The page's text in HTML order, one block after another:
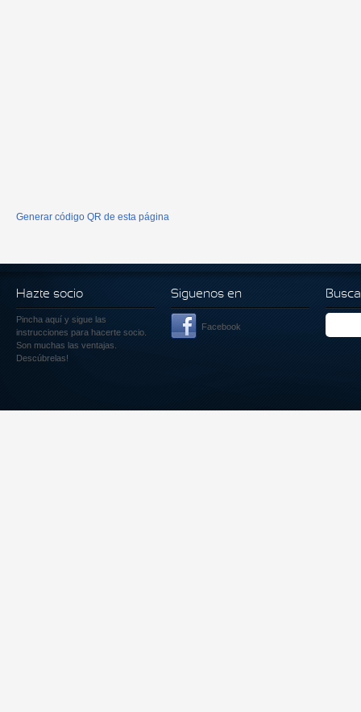
Generar código QR de esta página
Hazte socio
Pincha aquí y sigue las
instrucciones para hacerte socio.
Son muchas las ventajas.
Descúbrelas!
Siguenos en
Facebook